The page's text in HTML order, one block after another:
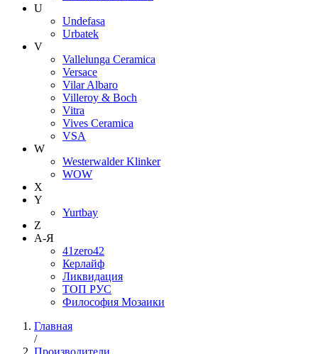
U
Undefasa
Urbatek
V
Vallelunga Ceramica
Versace
Vilar Albaro
Villeroy & Boch
Vitra
Vives Ceramica
VSA
W
Westerwalder Klinker
WOW
X
Y
Yurtbay
Z
А-Я
41zero42
Керлайф
Ликвидация
ТОП РУС
Философия Мозаики
Главная
/
Производители